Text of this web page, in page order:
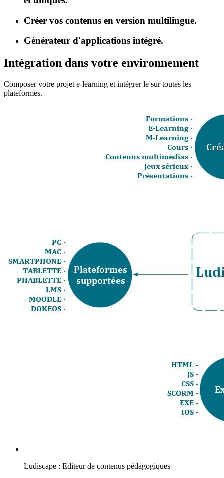
Créer vos contenus en version multilingue.
Générateur d'applications intégré.
Intégration dans votre environnement
Composer votre projet e-learning et intégrer le sur toutes les
plateformes.
Ludiscape : Editeur de contenus pédagogiques